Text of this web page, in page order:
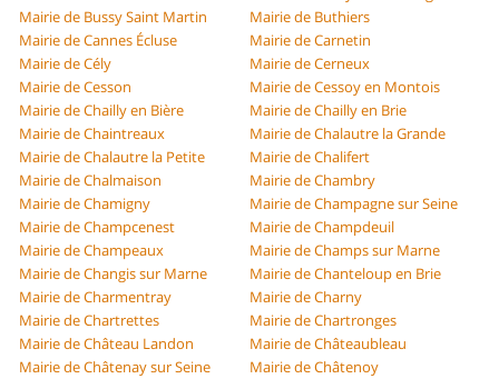
Mairie de Bussy Saint Martin
Mairie de Buthiers
Mairie de Cannes Écluse
Mairie de Carnetin
Mairie de Cély
Mairie de Cerneux
Mairie de Cesson
Mairie de Cessoy en Montois
Mairie de Chailly en Bière
Mairie de Chailly en Brie
Mairie de Chaintreaux
Mairie de Chalautre la Grande
Mairie de Chalautre la Petite
Mairie de Chalifert
Mairie de Chalmaison
Mairie de Chambry
Mairie de Chamigny
Mairie de Champagne sur Seine
Mairie de Champcenest
Mairie de Champdeuil
Mairie de Champeaux
Mairie de Champs sur Marne
Mairie de Changis sur Marne
Mairie de Chanteloup en Brie
Mairie de Charmentray
Mairie de Charny
Mairie de Chartrettes
Mairie de Chartronges
Mairie de Château Landon
Mairie de Châteaubleau
Mairie de Châtenay sur Seine
Mairie de Châtenoy